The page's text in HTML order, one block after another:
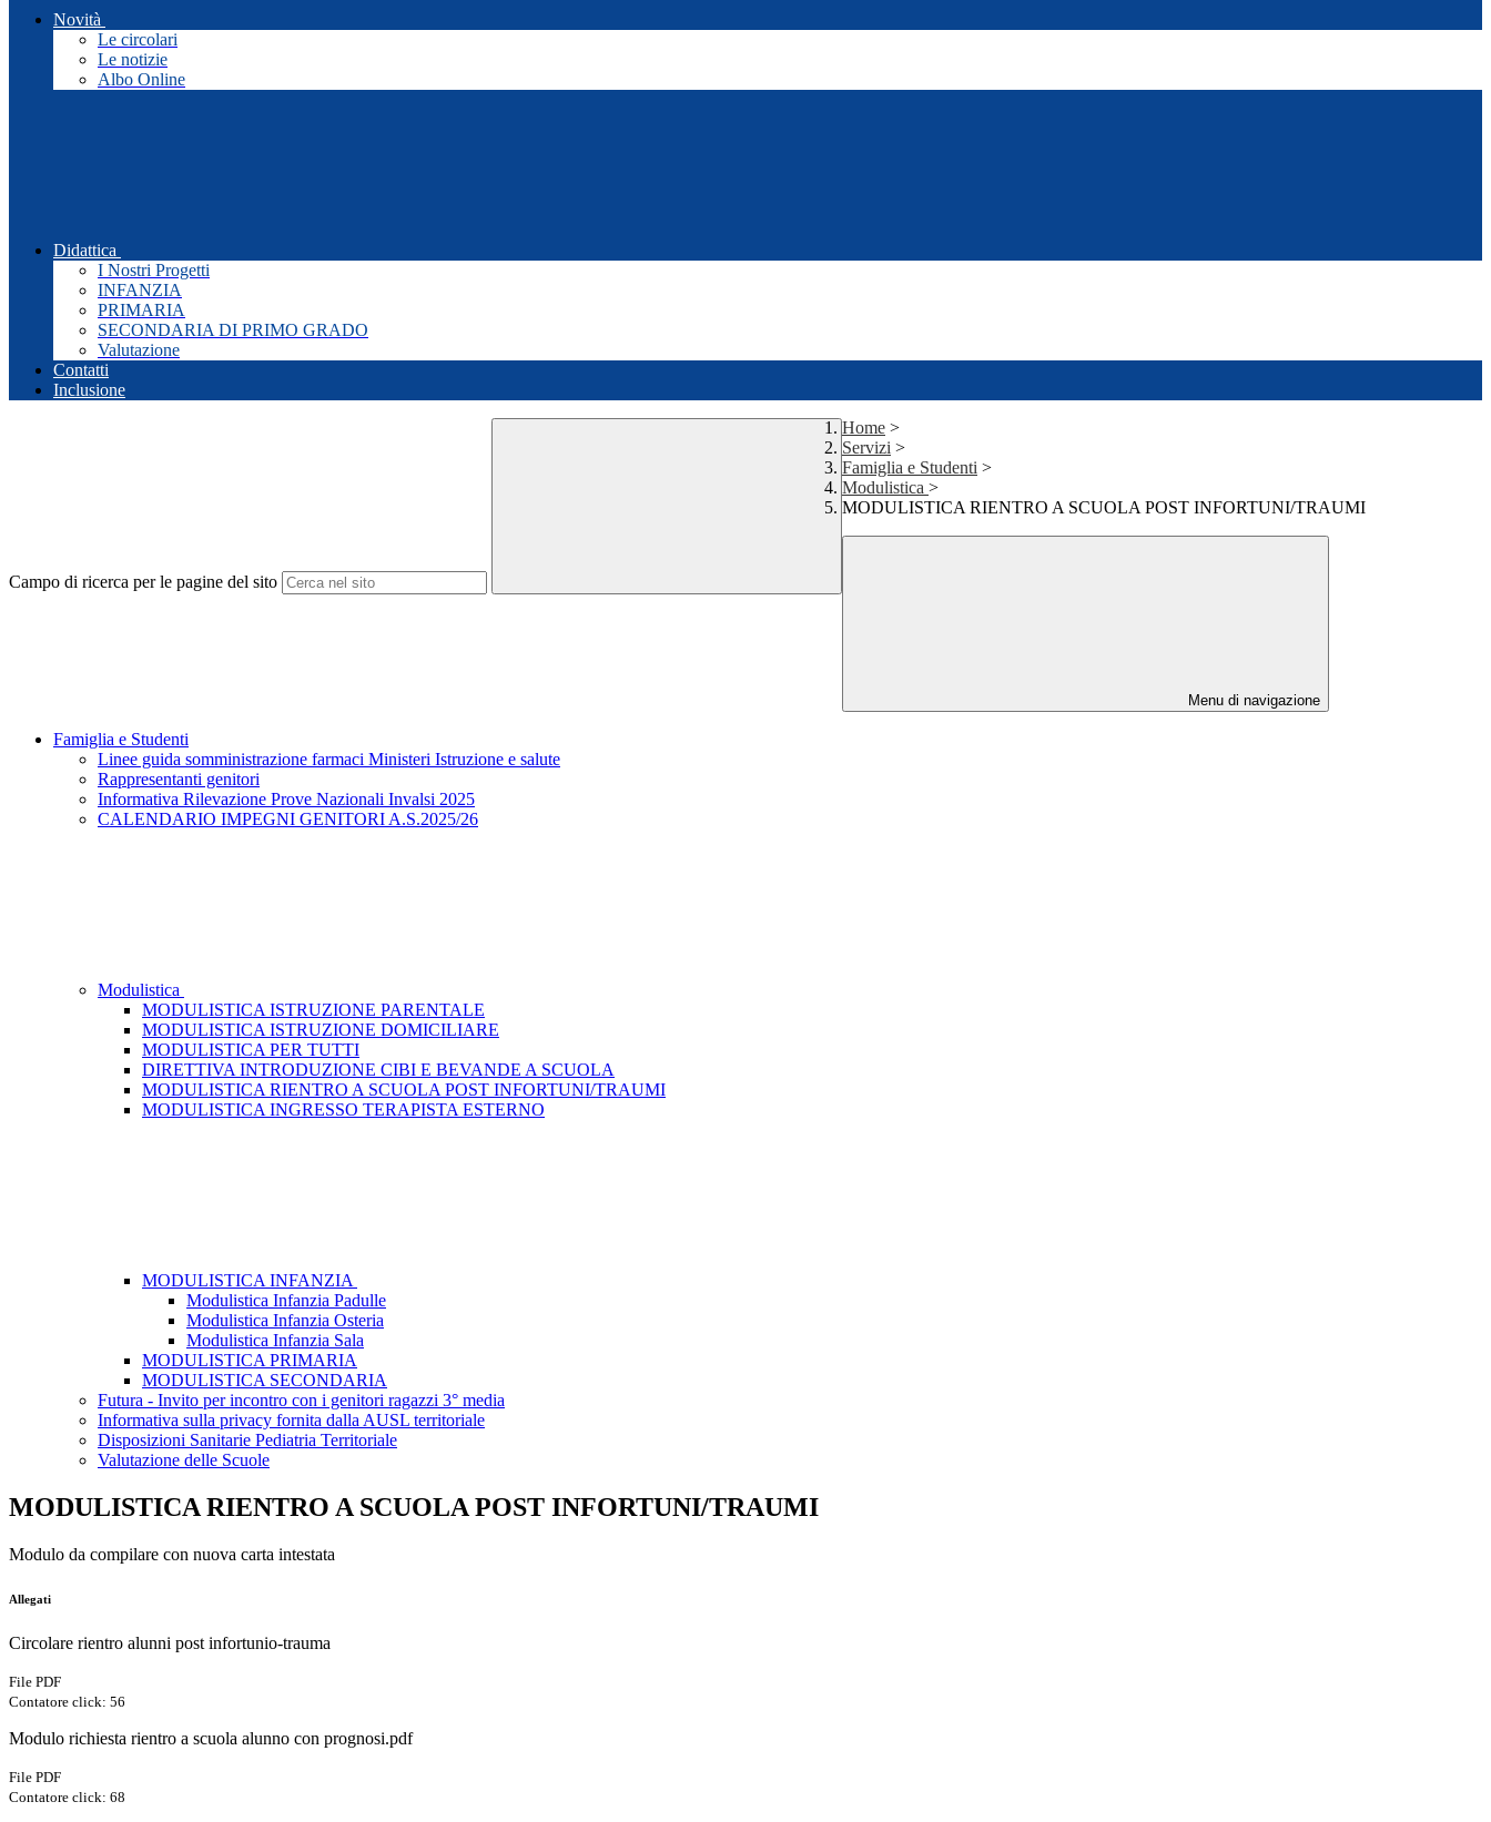
Novità
Le circolari
Le notizie
Albo Online
Didattica
I Nostri Progetti
INFANZIA
PRIMARIA
SECONDARIA DI PRIMO GRADO
Valutazione
Contatti
Inclusione
Campo di ricerca per le pagine del sito
Home >
Servizi >
Famiglia e Studenti >
Modulistica >
MODULISTICA RIENTRO A SCUOLA POST INFORTUNI/TRAUMI
Menu di navigazione
Famiglia e Studenti
Linee guida somministrazione farmaci Ministeri Istruzione e salute
Rappresentanti genitori
Informativa Rilevazione Prove Nazionali Invalsi 2025
CALENDARIO IMPEGNI GENITORI A.S.2025/26
Modulistica
MODULISTICA ISTRUZIONE PARENTALE
MODULISTICA ISTRUZIONE DOMICILIARE
MODULISTICA PER TUTTI
DIRETTIVA INTRODUZIONE CIBI E BEVANDE A SCUOLA
MODULISTICA RIENTRO A SCUOLA POST INFORTUNI/TRAUMI
MODULISTICA INGRESSO TERAPISTA ESTERNO
MODULISTICA INFANZIA
Modulistica Infanzia Padulle
Modulistica Infanzia Osteria
Modulistica Infanzia Sala
MODULISTICA PRIMARIA
MODULISTICA SECONDARIA
Futura - Invito per incontro con i genitori ragazzi 3° media
Informativa sulla privacy fornita dalla AUSL territoriale
Disposizioni Sanitarie Pediatria Territoriale
Valutazione delle Scuole
MODULISTICA RIENTRO A SCUOLA POST INFORTUNI/TRAUMI
Modulo da compilare con nuova carta intestata
Allegati
Circolare rientro alunni post infortunio-trauma
File PDF
Contatore click: 56
Modulo richiesta rientro a scuola alunno con prognosi.pdf
File PDF
Contatore click: 68